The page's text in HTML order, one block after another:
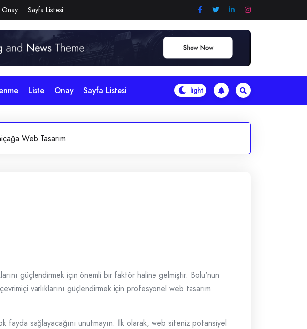
Onay Sayfa Listesi
Liste Onay Sayfa Listesi
Web Tasarım
güçlendirmek için önemli bir faktör haline gelmiştir. Bolu'nun
varlıklarını güçlendirmek için profesyonel web tasarım
fayda sağlayacağını unutmayın. İlk olarak, web siteniz potansiyel